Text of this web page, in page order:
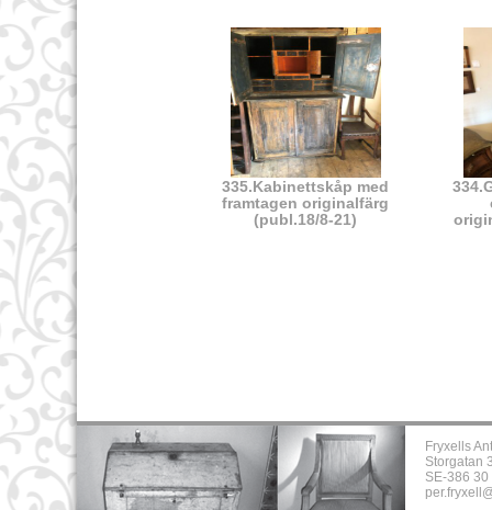
335.Kabinettskåp med
framtagen originalfärg
(publ.18/8-21)
Fryxells
Storgatan
SE-386